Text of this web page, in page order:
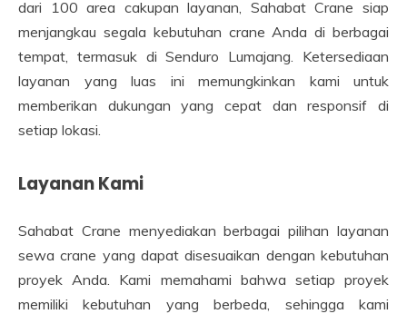
dari 100 area cakupan layanan, Sahabat Crane siap
menjangkau segala kebutuhan crane Anda di berbagai
tempat, termasuk di Senduro Lumajang. Ketersediaan
layanan yang luas ini memungkinkan kami untuk
memberikan dukungan yang cepat dan responsif di
setiap lokasi.
Layanan Kami
Sahabat Crane menyediakan berbagai pilihan layanan
sewa crane yang dapat disesuaikan dengan kebutuhan
proyek Anda. Kami memahami bahwa setiap proyek
memiliki kebutuhan yang berbeda, sehingga kami